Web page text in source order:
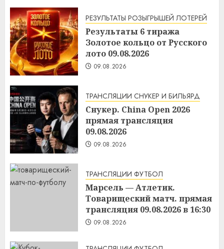
РЕЗУЛЬТАТЫ РОЗЫГРЫШЕЙ ЛОТЕРЕЙ
Результаты 6 тиража
Золотое кольцо от Русского
лото 09.08.2026
09.08.2026
ТРАНСЛЯЦИИ СНУКЕР И БИЛЬЯРД
Снукер. China Open 2026
прямая трансляция
09.08.2026
09.08.2026
ТРАНСЛЯЦИИ ФУТБОЛ
Марсель — Атлетик.
Товарищеский матч. прямая
трансляция 09.08.2026 в 16:30
09.08.2026